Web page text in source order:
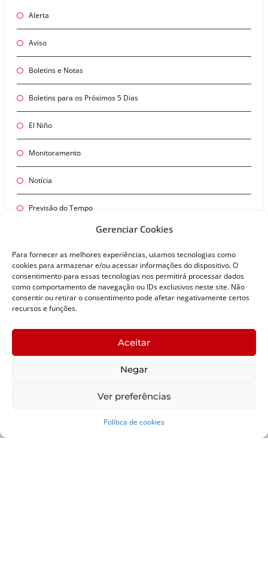
Gerenciar Cookies
Para fornecer as melhores experiências, usamos tecnologias como
cookies para armazenar e/ou acessar informações do dispositivo. O
consentimento para essas tecnologias nos permitirá processar dados
como comportamento de navegação ou IDs exclusivos neste site. Não
consentir ou retirar o consentimento pode afetar negativamente certos
recursos e funções.
Aceitar
Negar
Ver preferências
Política de cookies
Alerta
Aviso
Boletins e Notas
Boletins para os Próximos 5 Dias
El Niño
Monitoramento
Notícia
Previsão do Tempo
Horário de Expediente:
das 12h30 às 19h de Segunda a Sexta Plantão 24 horas